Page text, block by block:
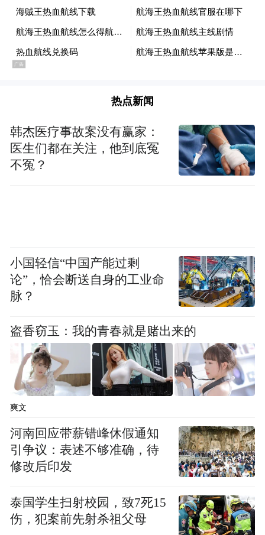
更重要的是服务升级。延时开放、便民配
套、分众化讲解——博物馆开始“迁就”观
15分钟就能就与一场好展览不期而遇。
15分钟，健得了身
全民健身，同样是公共文化服务的重要拼
图。
吉林的目标很实在：城市15分钟健身圈全覆
盖。
结合城市更新、老旧小区改造，闲置场地被
盘活成健身步道、运动球场、群众滑冰场。
事业单位的体育场地也逐步向社会敞开。
热点新闻
韩杰医疗事故案没有赢家：
医生们都在关注，他到底冤
不冤？
小国轻信“中国产能过剩
论”，恰会断送自身的工业命
脉？
盗香窃玉：我的青春就是赌出来的
爽文
河南回应带薪错峰休假通知
引争议：表述不够准确，待
修改后印发
泰国学生扫射校园，致7死15
伤，犯案前先射杀祖父母